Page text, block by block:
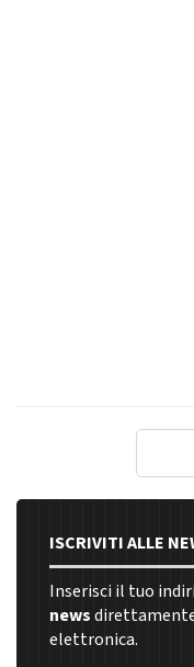
ISCRIVITI ALLE
Inserisci il tuo
news
elettronica.